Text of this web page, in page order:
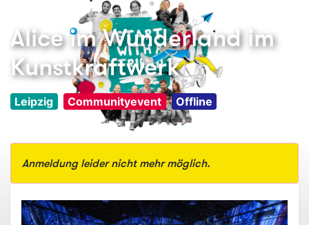
Alice im Wunderland im
Kunstkraftwerk
Leipzig Communityevent Offline
Anmeldung leider nicht mehr möglich.